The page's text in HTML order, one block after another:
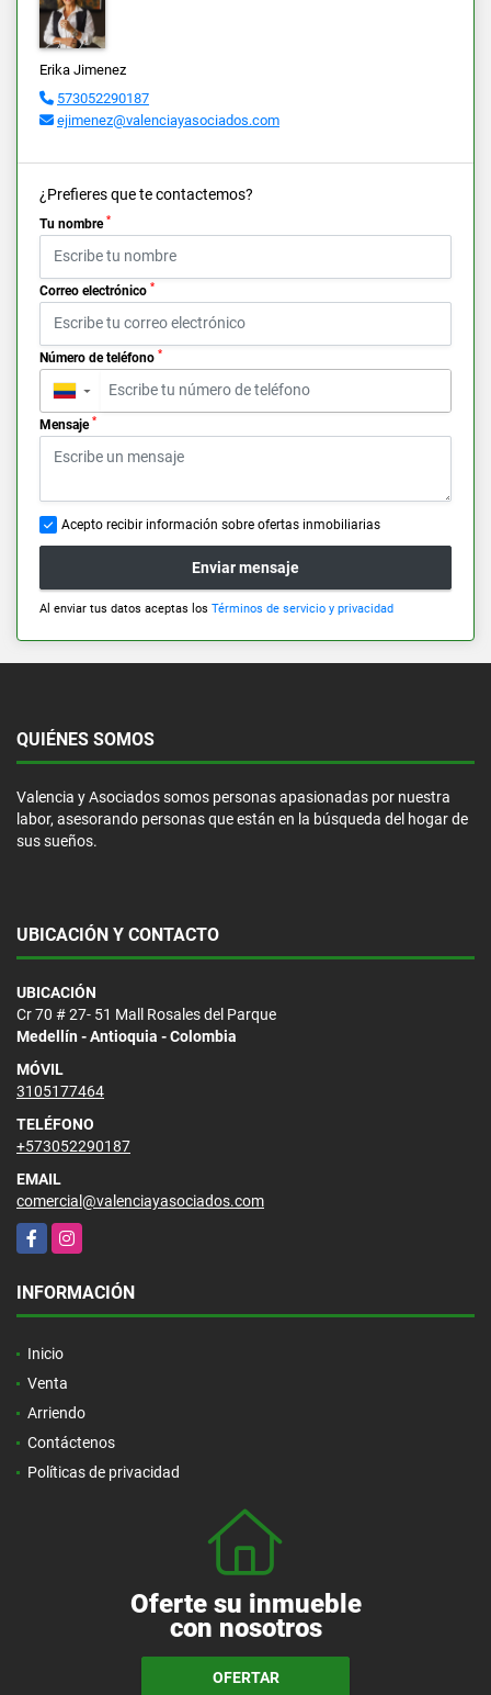
Erika Jimenez
573052290187
ejimenez@valenciayasociados.com
¿Prefieres que te contactemos?
Tu nombre *
Correo electrónico *
Número de teléfono *
▼
Mensaje *
Acepto recibir información sobre ofertas inmobiliarias
Enviar mensaje
Al enviar tus datos aceptas los Términos de servicio y privacidad
QUIÉNES SOMOS
Valencia y Asociados somos personas apasionadas por nuestra
labor, asesorando personas que están en la búsqueda del hogar de
sus sueños.
UBICACIÓN Y CONTACTO
UBICACIÓN
Cr 70 # 27- 51 Mall Rosales del Parque
Medellín - Antioquia - Colombia
MÓVIL
3105177464
TELÉFONO
+573052290187
EMAIL
comercial@valenciayasociados.com
FacebookInstagram
INFORMACIÓN
Inicio
Venta
Arriendo
Contáctenos
Políticas de privacidad
Oferte su inmueble
con nosotros
OFERTAR